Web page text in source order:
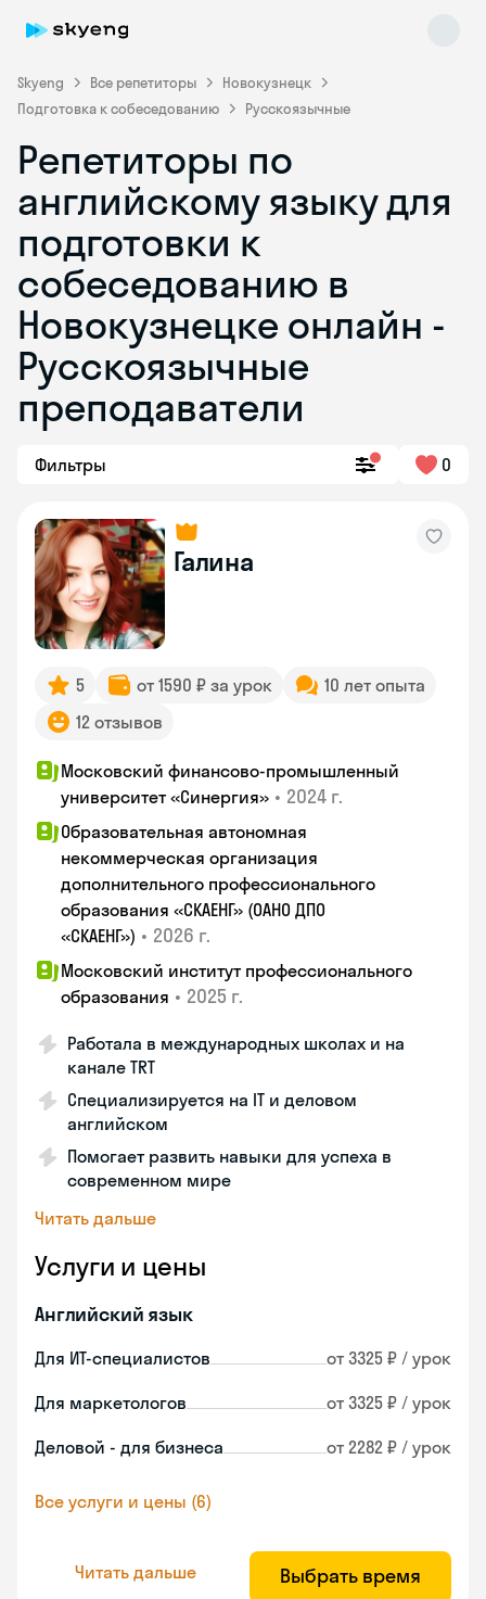
Skyeng Все репетиторы
Новокузнецк
Подготовка к собеседованию
Русскоязычные
Репетиторы по
английскому языку для
подготовки к
собеседованию в
Новокузнецке онлайн -
Русскоязычные
преподаватели
Фильтры 0
Галина
5 от 1590 ₽ за урок
10 лет опыта
12 отзывов
Московский финансово-промышленный
университет «Синергия» • 2024 г.
Образовательная автономная
некоммерческая организация
дополнительного профессионального
образования «СКАЕНГ» (ОАНО ДПО
«СКАЕНГ») • 2026 г.
Московский институт профессионального
образования • 2025 г.
Работала в международных школах и на
канале TRT
Специализируется на IT и деловом
английском
Помогает развить навыки для успеха в
современном мире
Читать дальше
Услуги и цены
Английский язык
Для ИТ-специалистов от 3325 ₽ / урок
Для маркетологов от 3325 ₽ / урок
Деловой - для бизнеса от 2282 ₽ / урок
Все услуги и цены (6)
Читать дальше Выбрать время
Skyeng Chat